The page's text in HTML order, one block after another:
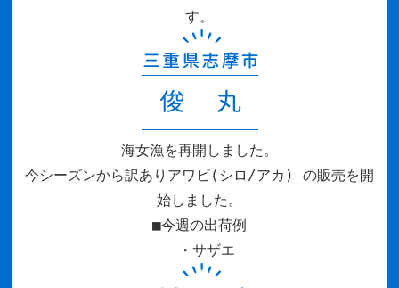
す。
海女漁を再開しました。
今シーズンから訳ありアワビ(シロ/アカ) の販売を開
始しました。
■今週の出荷例
・サザエ